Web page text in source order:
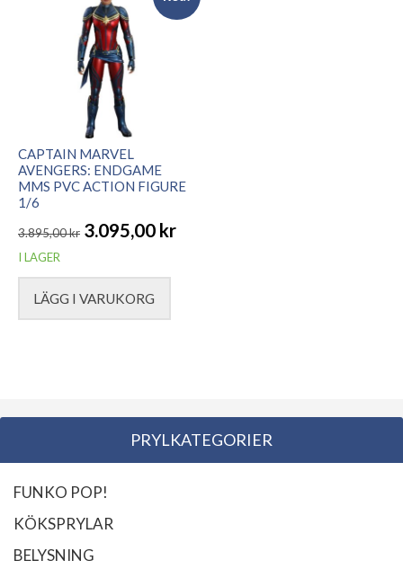
CAPTAIN MARVEL
AVENGERS: ENDGAME
MMS PVC ACTION FIGURE
1/6
3.895,00kr
Det
ursprungliga
priset
3.095,00 kr
Det
nuvarande
priset
I LAGER
LÄGG I VARUKORG
PRYLKATEGORIER
FUNKO POP!
KÖKSPRYLAR
BELYSNING